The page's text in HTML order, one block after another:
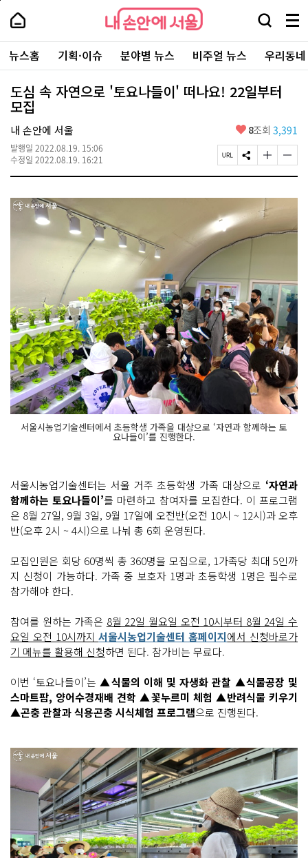
본
로
가
내
손
안
에
서
울
-
서
울
시
대
표
소
통
포
내
손
에
울
검
창
열
기
메
뉴
전
체
보
주
요
서
뉴스홈 기획·이슈 분야별 뉴스 비주얼 뉴스 우리동
도심 속 자연으로 '토요나들이' 떠나요! 22일부터
모집
내 손안에 서울
발행일 2022.08.19. 15:06
수정일 2022.08.19. 16:21
좋
요
8조회 3,391
페
이
U
L
복
사
S
N
공
유
하
기
글
자
기
크
게
변
글
자
기
게
변
서울시농업기술센터에서 초등학생 가족을 대상으로 ‘자연과 함께하는 토
요나들이’를 진행한다.
서울시농업기술센터는 서울 거주 초등학생 가족 대상으로 ‘자연과
함께하는 토요나들이’를 마련하고 참여자를 모집한다. 이 프로그램
은 8월 27일, 9월 3일, 9월 17일에 오전반(오전 10시 ~ 12시)과 오후
반(오후 2시 ~ 4시)으로 나눠 총 6회 운영된다.
모집인원은 회당 60명씩 총 360명을 모집으로, 1가족당 최대 5인까
지 신청이 가능하다. 가족 중 보호자 1명과 초등학생 1명은 필수로
참가해야 한다.
참여를 원하는 가족은 8월 22일 월요일 오전 10시부터 8월 24일 수
요일 오전 10시까지서울시농업기술센터 홈페이지에서 신청바로가
기 메뉴를 활용해 신청하면 된다. 참가비는 무료다.
이번 ‘토요나들이’는 ▲식물의 이해 및 자생화 관찰 ▲식물공장 및
스마트팜, 양어수경재배 견학 ▲꽃누르미 체험 ▲반려식물 키우기
▲곤충 관찰과 식용곤충 시식체험 프로그램으로 진행된다.
페
상
단
로